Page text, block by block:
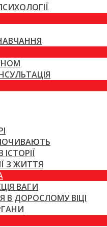
ІСТОРІЇ
З ЖИТТЯ
ВАГИ
В ДОРОСЛОМУ ВІЦІ